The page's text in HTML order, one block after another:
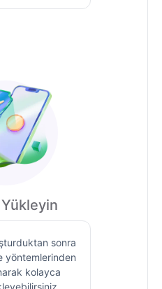
sonra
yöntemlerinden
kolayca